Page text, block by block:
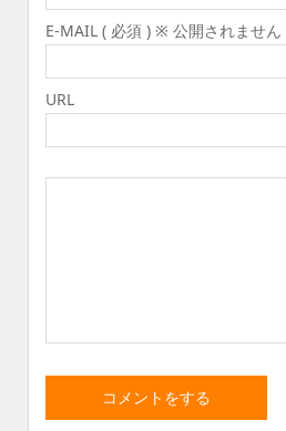
E-MAIL ( 必須 ) ※ 公開されません
URL